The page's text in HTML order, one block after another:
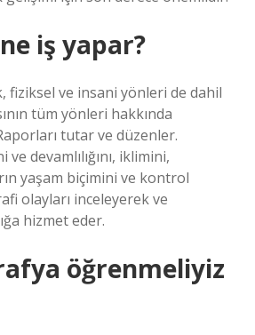
iş yapar?
fiziksel ve insani yönleri de dahil
tüm yönleri hakkında
tutar ve düzenler.
devamlılığını, iklimini,
yaşam biçimini ve kontrol
olayları inceleyerek ve
hizmet eder.
öğrenmeliyiz